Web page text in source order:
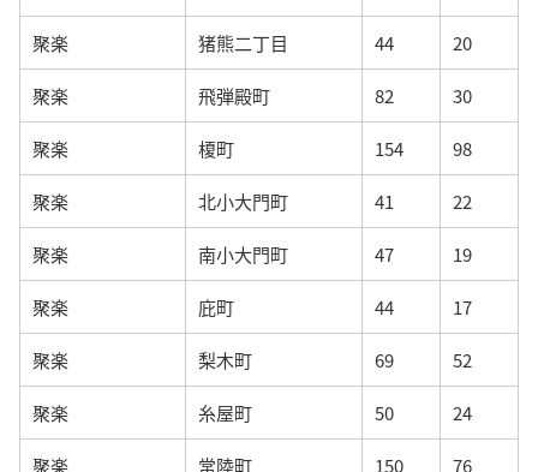
聚楽 猪熊二丁目 44 20
聚楽 飛弾殿町 82 30
聚楽 榎町 154 98
聚楽 北小大門町 41 22
聚楽 南小大門町 47 19
聚楽 庇町 44 17
聚楽 梨木町 69 52
聚楽 糸屋町 50 24
聚楽 常陸町 150 76